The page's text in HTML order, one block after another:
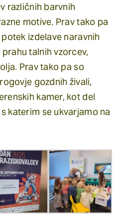
različnih barvnih
motive. Prav tako pa
izdelave naravnih
talnih vzorcev,
Prav tako pa so
gozdnih živali,
kamer, kot del
katerim se ukvarjamo na